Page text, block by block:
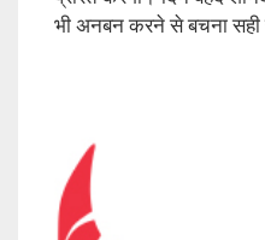
भी अनबन करने से बचना सही